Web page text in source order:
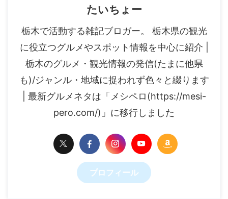
たいちょー
栃木で活動する雑記ブロガー。 栃木県の観光
に役立つグルメやスポット情報を中心に紹介 |
栃木のグルメ・観光情報の発信(たまに他県
も)/ジャンル・地域に捉われず色々と綴ります
| 最新グルメネタは「メシペロ(https://mesi-
pero.com/)」に移行しました
プロフィール